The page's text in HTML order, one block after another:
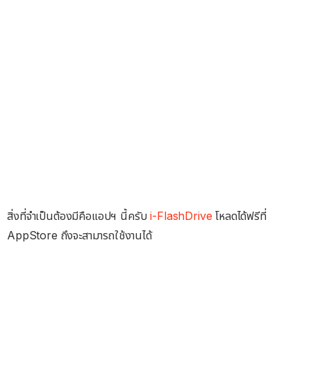
สิ่งที่จำเป็นต้องมีคือแอปฯ นี้ครับi-FlashDrive โหลดได้ฟรีที่
AppStore ถึงจะสามารถใช้งานได้